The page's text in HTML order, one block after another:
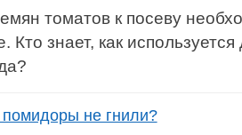
томатов к посеву
Кто знает, как
не гнили?